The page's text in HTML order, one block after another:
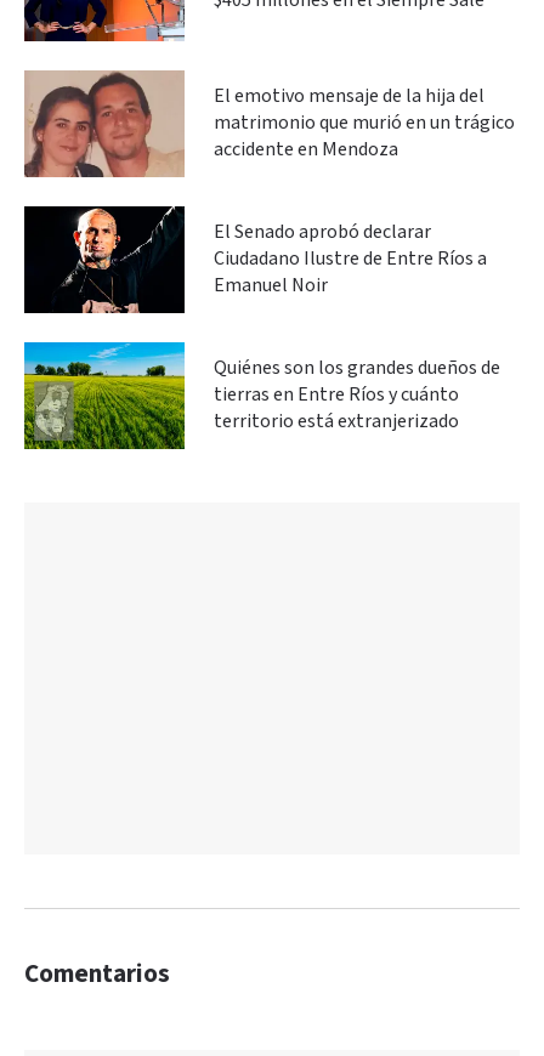
El emotivo mensaje de la hija del
matrimonio que murió en un trágico
accidente en Mendoza
El Senado aprobó declarar
Ciudadano Ilustre de Entre Ríos a
Emanuel Noir
Quiénes son los grandes dueños de
tierras en Entre Ríos y cuánto
territorio está extranjerizado
Comentarios